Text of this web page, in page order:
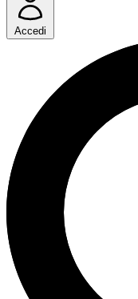
Accedi